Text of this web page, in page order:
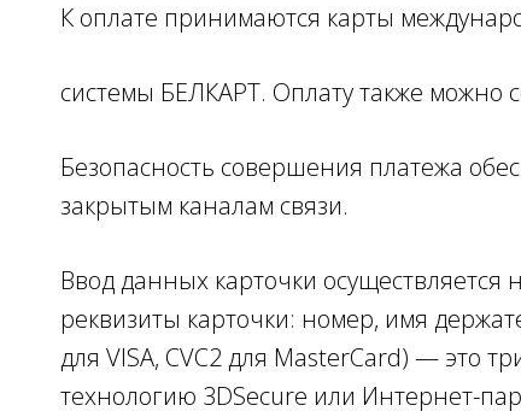
К оплате принимаются карты
системы БЕЛКАРТ. Оплату также можно
Безопасность совершения платежа
закрытым каналам связи.
Ввод данных карточки
реквизиты карточки: номер, имя
для VISA, CVC2 для MasterCard) — это
технологию 3DSecure или Интернет-